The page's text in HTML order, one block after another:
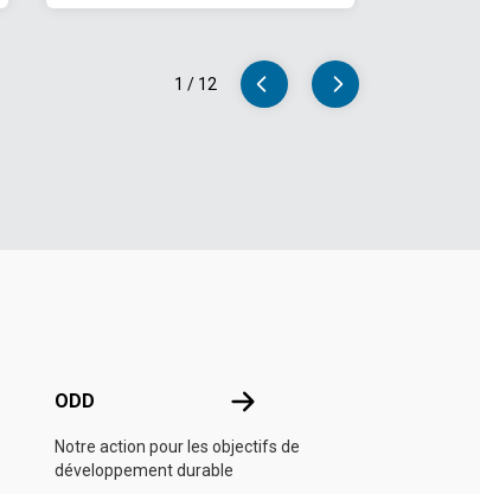
1 / 12
ODD ODD
Notre action pour les objectifs de
développement durable